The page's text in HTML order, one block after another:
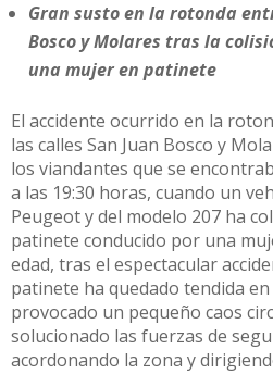
Gran susto en la rotonda
Bosco y Molares tras la
una mujer en patinete
El accidente ocurrido en la
las calles San Juan Bosco y
los viandantes que se
a las 19:30 horas, cuando un
Peugeot y del modelo 207 ha
patinete conducido por una
edad, tras el espectacular
patinete ha quedado tendida
provocado un pequeño caos
solucionado las fuerzas de
acordonando la zona y